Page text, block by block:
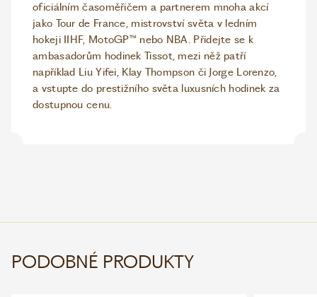
oficiálním časoměřičem a partnerem mnoha akcí
jako Tour de France, mistrovství světa v ledním
hokeji IIHF, MotoGP™ nebo NBA. Přidejte se k
ambasadorům hodinek Tissot, mezi něž patří
například Liu Yifei, Klay Thompson či Jorge Lorenzo,
a vstupte do prestižního světa luxusních hodinek za
dostupnou cenu.
PODOBNÉ PRODUKTY